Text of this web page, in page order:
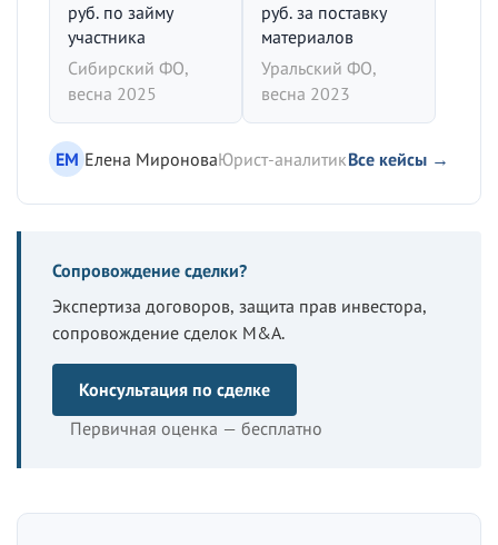
руб. по займу
участника
Сибирский ФО,
весна 2025
руб. за поставку
материалов
Уральский ФО,
весна 2023
ЕМ Елена МироноваЮрист-аналитикВсе кейсы →
Сопровождение сделки?
Экспертиза договоров, защита прав инвестора,
сопровождение сделок M&A.
Консультация по сделке
Первичная оценка — бесплатно